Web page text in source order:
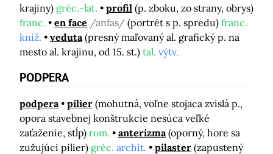
krajiny) gréc.-lat. profil (p. zboku, zo strany, obrys)
franc.
en face /anfas/ (portrét s p. spredu) franc.
kniž.
veduta (presný maľovaný al. grafický p. na
mesto al. krajinu, od 15. st.) tal. výtv.
PODPERA
podpera pilier (mohutná, voľne stojaca zvislá p.,
opora stavebnej konštrukcie nesúca veľké
zaťaženie, stĺp) rom. anterizma (oporný, hore sa
zužujúci pilier) gréc. archit. pilaster (zapustený